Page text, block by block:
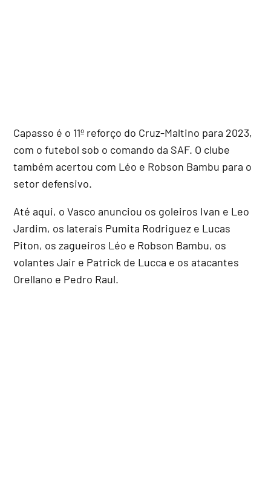
Capasso é o 11º reforço do Cruz-Maltino para 2023,
com o futebol sob o comando da SAF. O clube
também acertou com Léo e Robson Bambu para o
setor defensivo.
Até aqui, o Vasco anunciou os goleiros Ivan e Leo
Jardim, os laterais Pumita Rodriguez e Lucas
Piton, os zagueiros Léo e Robson Bambu, os
volantes Jair e Patrick de Lucca e os atacantes
Orellano e Pedro Raul.